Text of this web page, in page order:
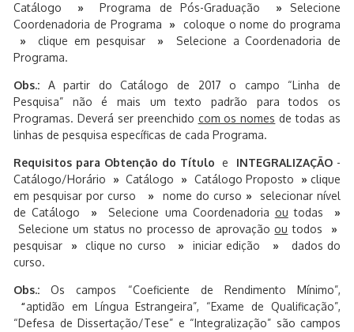
Catálogo » Programa de Pós-Graduação » Selecione
Coordenadoria de Programa » coloque o nome do programa
»
clique em pesquisar »
Selecione a Coordenadoria de
Programa.
Obs.: A partir do Catálogo de 2017 o campo “Linha de
Pesquisa” não é mais um texto padrão para todos os
Programas. Deverá ser preenchido com os nomes de todas as
linhas de pesquisa específicas de cada Programa.
Requisitos para Obtenção do Título e INTEGRALIZAÇÃO -
Catálogo/Horário
» Catálogo » Catálogo Proposto » clique
em pesquisar por curso
» nome do curso » selecionar nível
de Catálogo
» Selecione uma Coordenadoria ou todas
»
Selecione um status no processo de aprovaçãoou todos
»
pesquisar
» clique no curso » iniciar edição » dados do
curso.
Obs.:Os campos “Coeficiente de Rendimento Mínimo”,
“aptidão em Língua Estrangeira”, “Exame de Qualificação”,
“Defesa de Dissertação/Tese” e “Integralização” são campos